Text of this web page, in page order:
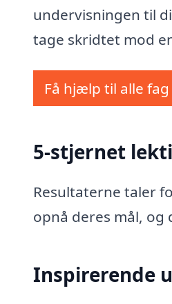
undervisningen til
tage skridtet mod
Få hjælp til alle
5-stjernet
Resultaterne taler
opnå deres mål,
Inspirerende